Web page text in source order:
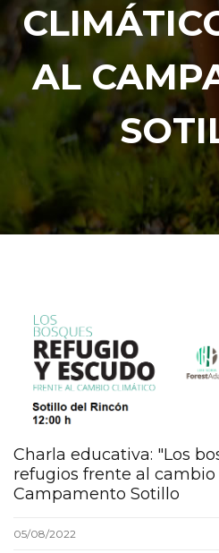
AL
Charla educativa: "Los
refugios frente al
Campamento Sotillo
05/08/2022